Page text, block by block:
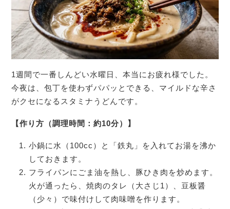
1週間で一番しんどい水曜日、本当にお疲れ様でした。
今夜は、包丁を使わずパパッとできる、マイルドな辛さ
がクセになるスタミナうどんです。
【作り方（調理時間：約10分）】
小鍋に水（100cc）と「鉄丸」を入れてお湯を沸か
しておきます。
フライパンにごま油を熱し、豚ひき肉を炒めます。
火が通ったら、焼肉のタレ（大さじ1）、豆板醤
（少々）で味付けして肉味噌を作ります。